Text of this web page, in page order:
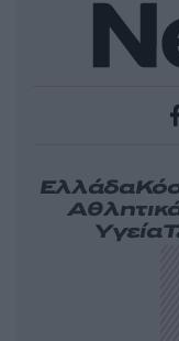
Ελλάδα
Υγεία